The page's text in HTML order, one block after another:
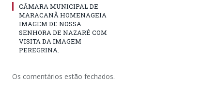
CÂMARA MUNICIPAL DE
MARACANÃ HOMENAGEIA
IMAGEM DE NOSSA
SENHORA DE NAZARÉ COM
VISITA DA IMAGEM
PEREGRINA.
Os comentários estão fechados.